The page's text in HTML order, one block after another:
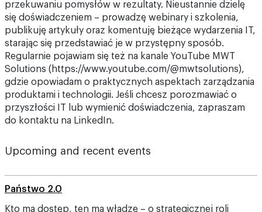
przekuwaniu pomysłów w rezultaty. Nieustannie dzielę
się doświadczeniem – prowadzę webinary i szkolenia,
publikuję artykuły oraz komentuję bieżące wydarzenia IT,
starając się przedstawiać je w przystępny sposób.
Regularnie pojawiam się też na kanale YouTube MWT
Solutions (https://www.youtube.com/@mwtsolutions),
gdzie opowiadam o praktycznych aspektach zarządzania
produktami i technologii. Jeśli chcesz porozmawiać o
przyszłości IT lub wymienić doświadczenia, zapraszam
do kontaktu na LinkedIn.
Upcoming and recent events
Państwo 2.0
Kto ma dostęp, ten ma władzę – o strategicznej roli